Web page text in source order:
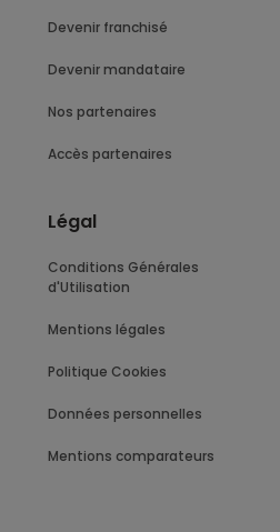
Devenir franchisé
Devenir mandataire
Nos partenaires
Accès partenaires
Légal
Conditions Générales
d'Utilisation
Mentions légales
Politique Cookies
Données personnelles
Mentions comparateurs